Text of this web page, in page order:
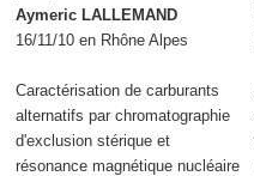
Aymeric LALLEMAND
16/11/10 en Rhône Alpes
Caractérisation de carburants
alternatifs par chromatographie
d'exclusion stérique et
résonance magnétique nucléaire